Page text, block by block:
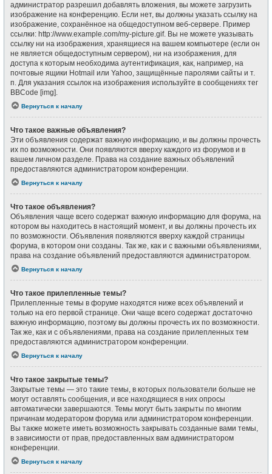
администратор разрешил добавлять вложения, вы можете загрузить
изображение на конференцию. Если нет, вы должны указать ссылку на
изображение, сохранённое на общедоступном веб-сервере. Пример
ссылки: http://www.example.com/my-picture.gif. Вы не можете указывать
ссылку ни на изображения, хранящиеся на вашем компьютере (если он
не является общедоступным сервером), ни на изображения, для
доступа к которым необходима аутентификация, как, например, на
почтовые ящики Hotmail или Yahoo, защищённые паролями сайты и т.
п. Для указания ссылок на изображения используйте в сообщениях тег
BBCode [img].
Вернуться к началу
Что такое важные объявления?
Эти объявления содержат важную информацию, и вы должны прочесть
их по возможности. Они появляются вверху каждого из форумов и в
вашем личном разделе. Права на создание важных объявлений
предоставляются администратором конференции.
Вернуться к началу
Что такое объявления?
Объявления чаще всего содержат важную информацию для форума, на
котором вы находитесь в настоящий момент, и вы должны прочесть их
по возможности. Объявления появляются вверху каждой страницы
форума, в котором они созданы. Так же, как и с важными объявлениями,
права на создание объявлений предоставляются администратором.
Вернуться к началу
Что такое прилепленные темы?
Прилепленные темы в форуме находятся ниже всех объявлений и
только на его первой странице. Они чаще всего содержат достаточно
важную информацию, поэтому вы должны прочесть их по возможности.
Так же, как и с объявлениями, права на создание прилепленных тем
предоставляются администратором конференции.
Вернуться к началу
Что такое закрытые темы?
Закрытые темы — это такие темы, в которых пользователи больше не
могут оставлять сообщения, и все находящиеся в них опросы
автоматически завершаются. Темы могут быть закрыты по многим
причинам модератором форума или администратором конференции.
Вы также можете иметь возможность закрывать созданные вами темы,
в зависимости от прав, предоставленных вам администратором
конференции.
Вернуться к началу